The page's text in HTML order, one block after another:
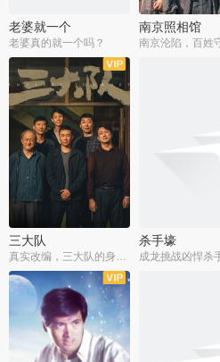
老婆就一个
老婆真的就一个吗？
南京照相馆
三大队 杀手壕
成龙挑战凶悍杀